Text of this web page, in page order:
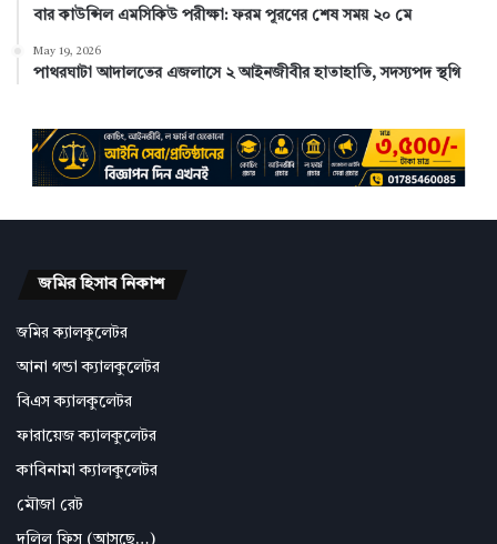
বার কাউন্সিল এমসিকিউ পরীক্ষা: ফরম পূরণের শেষ সময় ২০ মে
May 19, 2026
পাথরঘাটা আদালতের এজলাসে ২ আইনজীবীর হাতাহাতি, সদস্যপদ স্থগি
জমির হিসাব নিকাশ
জমির ক্যালকুলেটর
আনা গন্ডা ক্যালকুলেটর
বিএস ক্যালকুলেটর
ফারায়েজ ক্যালকুলেটর
কাবিনামা ক্যালকুলেটর
মৌজা রেট
দলিল ফিস (আসছে…)